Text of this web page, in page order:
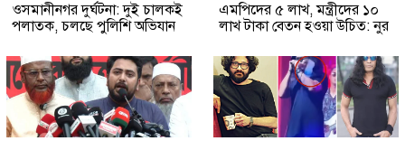
ওসমানীনগর দুর্ঘটনা: দুই চালকই
পলাতক, চলছে পুলিশি অভিযান
এমপিদের ৫ লাখ, মন্ত্রীদের ১০
লাখ টাকা বেতন হওয়া উচিত: নুর